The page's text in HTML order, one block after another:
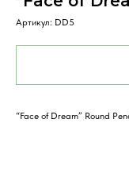
Артикул: DD5
“Face of Dream” Round